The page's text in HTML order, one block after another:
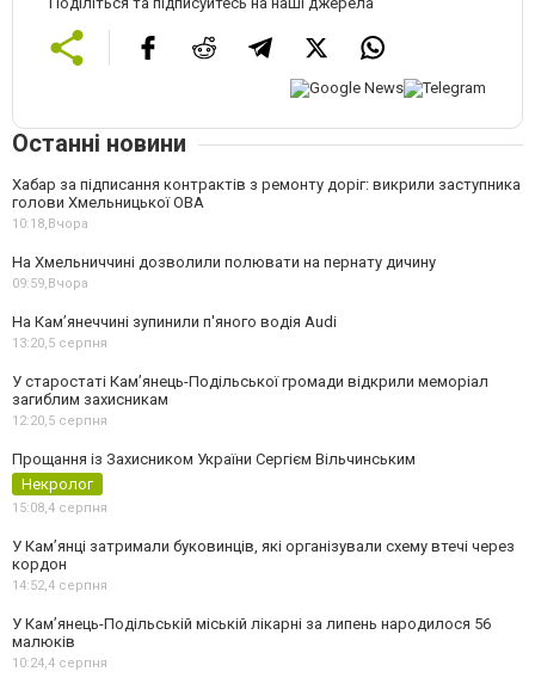
Останні новини
Хабар за підписання контрактів з ремонту доріг: викрили заступника
голови Хмельницької ОВА
10:18,Вчора
На Хмельниччині дозволили полювати на пернату дичину
09:59,Вчора
На Камʼянеччині зупинили п'яного водія Audi
13:20,5 серпня
У старостаті Кам’янець-Подільської громади відкрили меморіал
загиблим захисникам
12:20,5 серпня
Прощання із Захисником України Сергієм Вільчинським
Некролог
15:08,4 серпня
У Кам’янці затримали буковинців, які організували схему втечі через
кордон
14:52,4 серпня
У Кам’янець-Подільській міській лікарні за липень народилося 56
малюків
10:24,4 серпня